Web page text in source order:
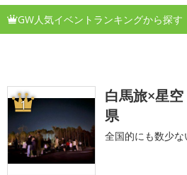
GW人気イベントランキングから探す
1
白馬旅×星
県
全国的にも数少